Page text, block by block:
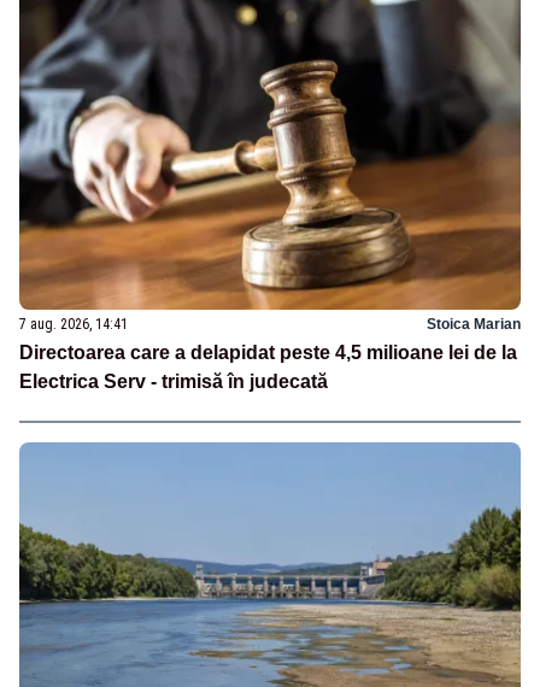
7 aug. 2026, 14:41 Stoica Marian
Directoarea care a delapidat peste 4,5 milioane lei de la
Electrica Serv - trimisă în judecată